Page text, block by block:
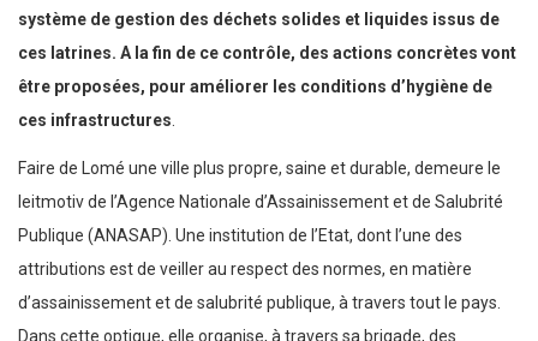
système de gestion des déchets solides et liquides issus de
ces latrines. A la fin de ce contrôle, des actions concrètes vont
être proposées, pour améliorer les conditions d’hygiène de
ces infrastructures.
Faire de Lomé une ville plus propre, saine et durable, demeure le
leitmotiv de l’Agence Nationale d’Assainissement et de Salubrité
Publique (ANASAP). Une institution de l’Etat, dont l’une des
attributions est de veiller au respect des normes, en matière
d’assainissement et de salubrité publique, à travers tout le pays.
Dans cette optique, elle organise, à travers sa brigade, des